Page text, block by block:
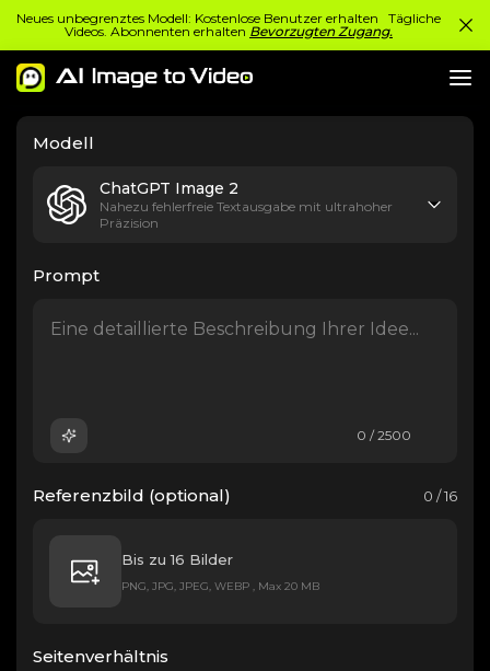
Neues unbegrenztes Modell: Kostenlose Benutzer erhalten Tägliche
Videos. Abonnenten erhalten Bevorzugten Zugang.
Modell
ChatGPT Image 2
Nahezu fehlerfreie Textausgabe mit ultrahoher
Präzision
Prompt
0 / 2500
Referenzbild (optional) 0 / 16
Bis zu 16 Bilder
PNG, JPG, JPEG, WEBP , Max 20 MB
Seitenverhältnis